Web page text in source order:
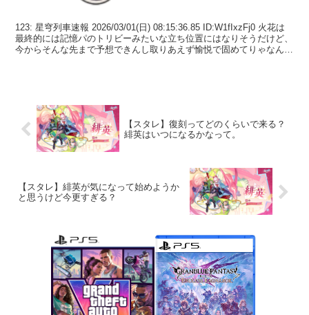
123: 星穹列車速報 2026/03/01(日) 08:15:36.85 ID:W1fIxzFj0 火花は
最終的には記憶パのトリビーみたいな立ち位置にはなりそうだけど、
今からそんな先まで予想できんし取りあえず愉悦で固めてりゃなんと
【スタレ】復刻ってどのくらいで来る？
緋英はいつになるかなって。
【スタレ】緋英が気になって始めようか
と思うけど今更すぎる？